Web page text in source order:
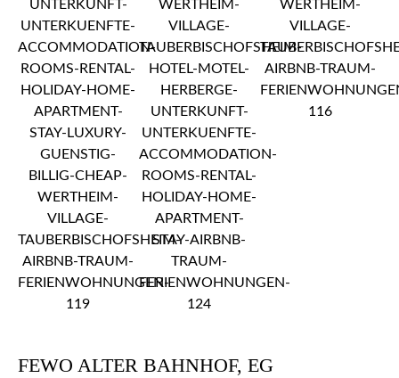
FEWO ALTER BAHNHOF, EG